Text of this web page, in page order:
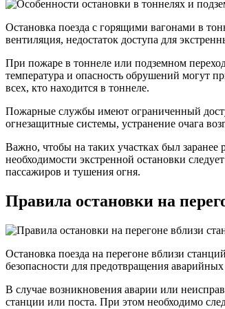
Остановка поезда с горящими вагонами в
вентиляция, недостаток доступа для
При пожаре в тоннеле или подземном
температура и опасность обрушений могут
всех, кто находится в тоннеле.
Пожарные службы имеют ограниченный
огнезащитные системы, устранение очага
Важно, чтобы на таких участках был заранее
необходимости экстренной остановки
пассажиров и тушения огня.
Правила остановки на
Остановка поезда на перегоне вблизи
безопасности для предотвращения
В случае возникновения аварии или
станции или поста. При этом необходимо